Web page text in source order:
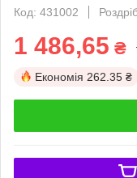
Код: 431002
1 486,65 ₴
Економія 262.35 ₴